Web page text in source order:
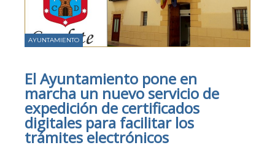
AYUNTAMIENTO
El Ayuntamiento pone en
marcha un nuevo servicio de
expedición de certificados
digitales para facilitar los
trámites electrónicos